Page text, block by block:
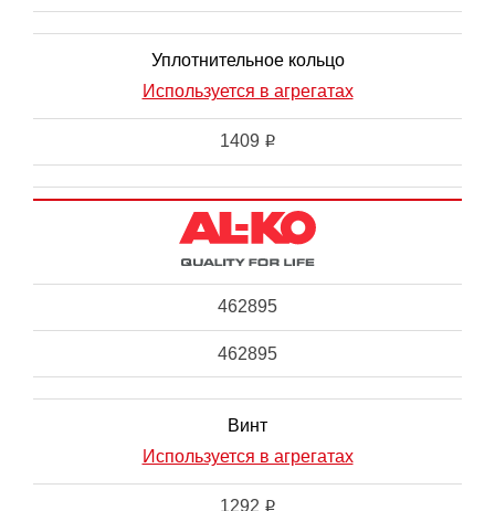
Уплотнительное кольцо
Используется в агрегатах
1409 i
462895
462895
Винт
Используется в агрегатах
1292 i